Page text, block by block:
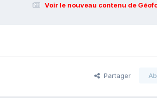
Voir le nouveau contenu de
Partager